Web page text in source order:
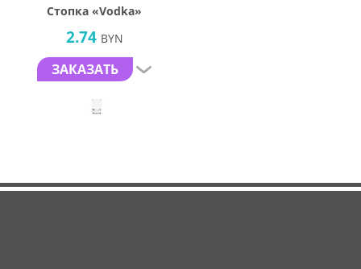
Стопка «Vodka»
2.74 BYN
ЗАКАЗАТЬ